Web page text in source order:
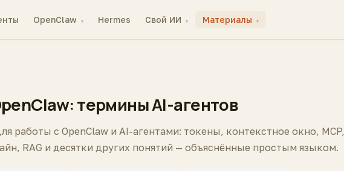
OpenClaw ▾ Hermes Свой ИИ ▾ Материалы ▾
термины AI-агентов
работы с OpenClaw и AI-агентами: токены, контекстное окно, MCP,
RAG и десятки других понятий — объяснённые простым языком.